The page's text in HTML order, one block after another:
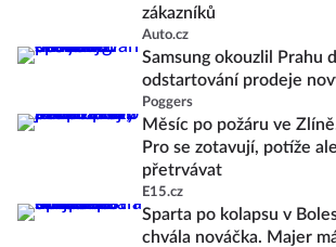
zákazníků
Auto.cz
Samsung okouzlil Prahu
odstartování prodeje
Poggers
Měsíc po požáru ve
Pro se zotavují, potíže
přetrvávat
E15.cz
Sparta po kolapsu v
chvála nováčka. Majer